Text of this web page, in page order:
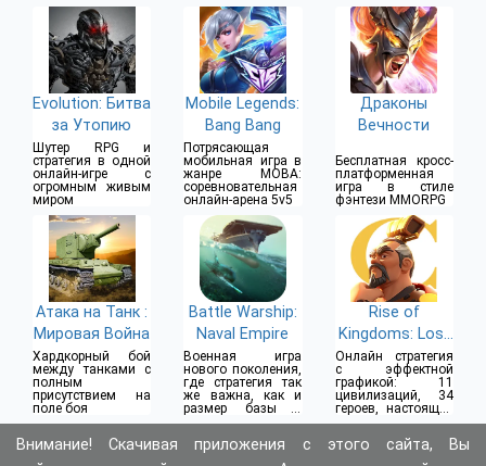
Evolution: Битва
за Утопию
Шутер RPG и
стратегия в одной
онлайн-игре с
огромным живым
миром
Mobile Legends:
Bang Bang
Потрясающая
мобильная игра в
жанре MOBA:
соревновательная
онлайн-арена 5v5
Драконы
Вечности
Бесплатная кросс-
платформенная
игра в стиле
фэнтези MMORPG
Атака на Танк :
Мировая Война
Хардкорный бой
между танками с
полным
присутствием на
поле боя
Battle Warship:
Naval Empire
Военная игра
нового поколения,
где стратегия так
же важна, как и
размер базы и
мощь войск
Rise of
Kingdoms: Lost
Crusade
Онлайн стратегия
с эффектной
графикой: 11
цивилизаций, 34
героев, настоящие
войны
Внимание! Скачивая приложения с этого сайта, Вы